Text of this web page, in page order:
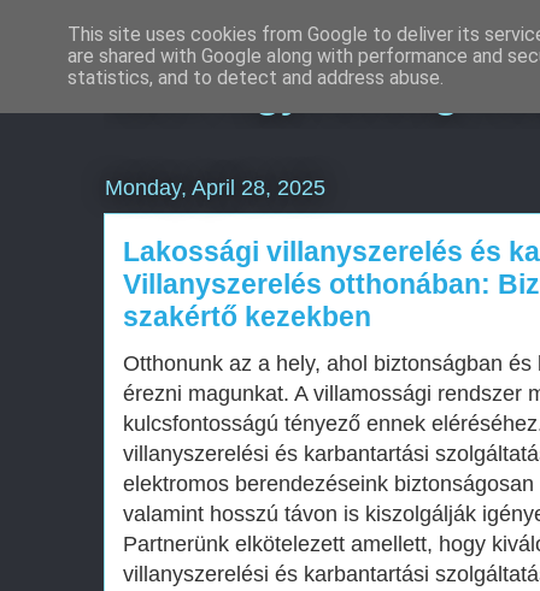
SEO Ügynökség
Monday, April 28, 2025
Lakossági villanyszerelés és
Villanyszerelés otthonában:
szakértő kezekben
Otthonunk az a hely, ahol biztonságban
érezni magunkat. A villamossági rendszer
kulcsfontosságú tényező ennek
villanyszerelési és karbantartási
elektromos berendezéseink
valamint hosszú távon is kiszolgálják
Partnerünk elkötelezett amellett, hogy
villanyszerelési és karbantartási
This site uses cookies from Google to deliver its
are shared with Google along with performance and
statistics, and to detect and address abuse.